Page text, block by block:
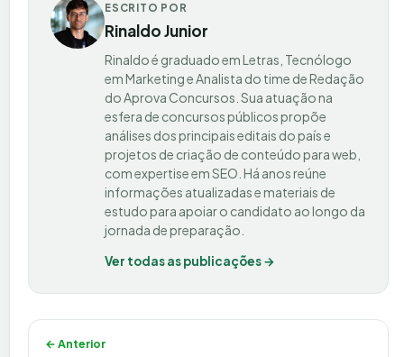
ESCRITO POR
Rinaldo Junior
Rinaldo é graduado em Letras, Tecnólogo
em Marketing e Analista do time de Redação
do Aprova Concursos. Sua atuação na
esfera de concursos públicos propõe
análises dos principais editais do país e
projetos de criação de conteúdo para web,
com expertise em SEO. Há anos reúne
informações atualizadas e materiais de
estudo para apoiar o candidato ao longo da
jornada de preparação.
Ver todas as publicações →
Navegação de Post
← Anterior